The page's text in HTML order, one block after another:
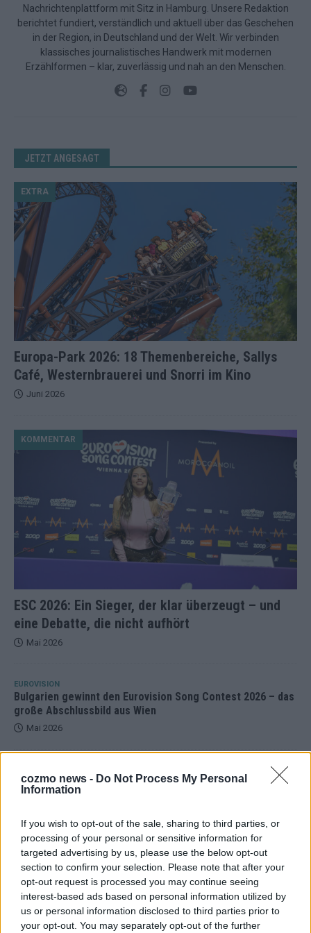
cozmo news - Do Not Process My Personal
Information
If you wish to opt-out of the sale, sharing to third parties, or
processing of your personal or sensitive information for
targeted advertising by us, please use the below opt-out
section to confirm your selection. Please note that after your
opt-out request is processed you may continue seeing
interest-based ads based on personal information utilized by
us or personal information disclosed to third parties prior to
your opt-out. You may separately opt-out of the further
Nachrichtenplattform mit Sitz in Hamburg. Unsere Redaktion
berichtet fundiert, verständlich und aktuell über das Geschehen
in der Region, in Deutschland und der Welt. Wir verbinden
klassisches journalistisches Handwerk mit modernen
Erzählformen – klar, zuverlässig und nah an den Menschen.
JETZT ANGESAGT
Europa-Park 2026: 18 Themenbereiche, Sallys
Café, Westernbrauerei und Snorri im Kino
EXTRA
Juni 2026
ESC 2026: Ein Sieger, der klar überzeugt – und
eine Debatte, die nicht aufhört
KOMMENTAR
Mai 2026
EUROVISION
Bulgarien gewinnt den Eurovision Song Contest 2026 – das
große Abschlussbild aus Wien
Mai 2026
Das Papierboot kommt aus Basel: JJ eröffnet das ESC-
Finale in Wien – alle Show-Highlights
EUROVISION
Dänemark eröffnet, Österreich beschließt: Die
Startreihenfolge des ESC-Finales 2026 im Überblick
Mai 2026